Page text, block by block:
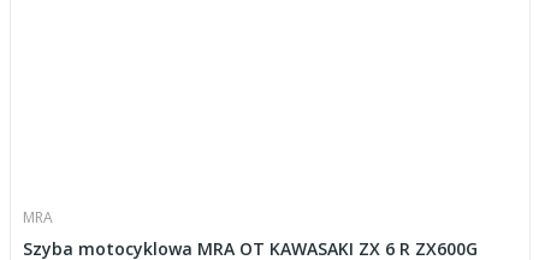
MRA
Szyba motocyklowa MRA OT KAWASAKI ZX 6 R ZX600G